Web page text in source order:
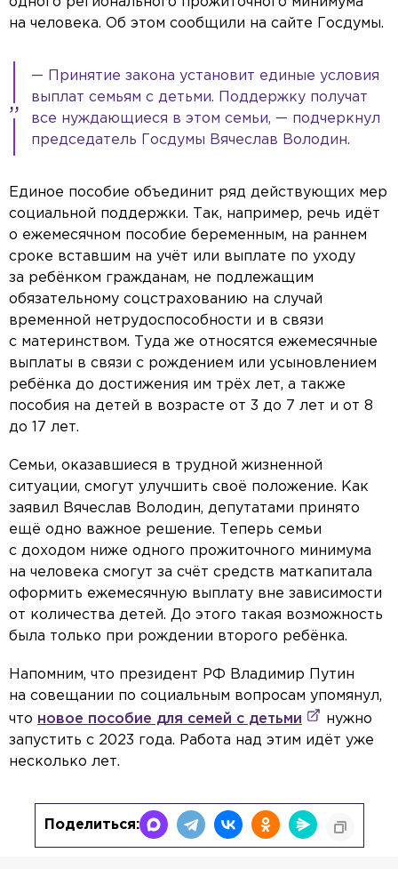
на человека. Об этом сообщили на сайте Госдумы.
— Принятие закона установит единые условия
выплат семьям с детьми. Поддержку получат
все нуждающиеся в этом семьи, — подчеркнул
председатель Госдумы Вячеслав Володин.
Единое пособие объединит ряд действующих мер
социальной поддержки. Так, например, речь идёт
о ежемесячном пособие беременным, на раннем
сроке вставшим на учёт или выплате по уходу
за ребёнком гражданам, не подлежащим
обязательному соцстрахованию на случай
временной нетрудоспособности и в связи
с материнством. Туда же относятся ежемесячные
выплаты в связи с рождением или усыновлением
ребёнка до достижения им трёх лет, а также
пособия на детей в возрасте от 3 до 7 лет и от 8
до 17 лет.
Семьи, оказавшиеся в трудной жизненной
ситуации, смогут улучшить своё положение. Как
заявил Вячеслав Володин, депутатами принято
ещё одно важное решение. Теперь семьи
с доходом ниже одного прожиточного минимума
на человека смогут за счёт средств маткапитала
оформить ежемесячную выплату вне зависимости
от количества детей. До этого такая возможность
была только при рождении второго ребёнка.
Напомним, что президент РФ Владимир Путин
на совещании по социальным вопросам упомянул,
что новое пособие для семей с детьми
нужно
запустить с 2023 года. Работа над этим идёт уже
несколько лет.
Поделиться: